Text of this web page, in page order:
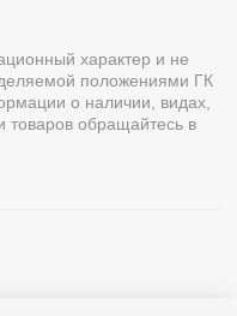
характер и не
положениями ГК
о наличии, видах,
товаров обращайтесь в